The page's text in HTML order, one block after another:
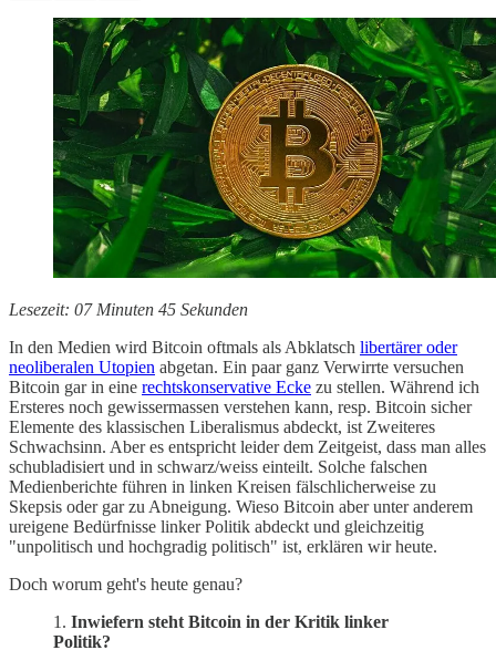
Lesezeit: 07 Minuten 45 Sekunden
In den Medien wird Bitcoin oftmals als Abklatsch libertärer oder
neoliberalen Utopien abgetan. Ein paar ganz Verwirrte versuchen
Bitcoin gar in eine rechtskonservative Ecke zu stellen. Während ich
Ersteres noch gewissermassen verstehen kann, resp. Bitcoin sicher
Elemente des klassischen Liberalismus abdeckt, ist Zweiteres
Schwachsinn. Aber es entspricht leider dem Zeitgeist, dass man alles
schubladisiert und in schwarz/weiss einteilt. Solche falschen
Medienberichte führen in linken Kreisen fälschlicherweise zu
Skepsis oder gar zu Abneigung. Wieso Bitcoin aber unter anderem
ureigene Bedürfnisse linker Politik abdeckt und gleichzeitig
"unpolitisch und hochgradig politisch" ist, erklären wir heute.
Doch worum geht's heute genau?
1. Inwiefern steht Bitcoin in der Kritik linker
Politik?